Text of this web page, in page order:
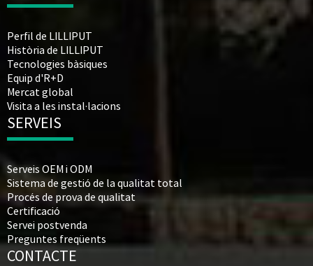
Perfil de LILLIPUT
Història de LILLIPUT
Tecnologies bàsiques
Equip d'R+D
Mercat global
Visita a les instal·lacions
SERVEIS
Serveis OEM i ODM
Sistema de gestió de la qualitat total
Procés de prova de qualitat
Certificació
Servei postvenda
Preguntes freqüents
CONTACTE